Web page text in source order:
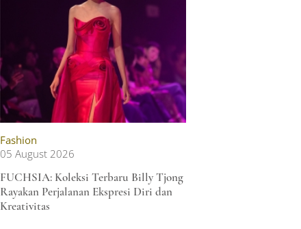
Fashion
05 August 2026
FUCHSIA: Koleksi Terbaru Billy Tjong
Rayakan Perjalanan Ekspresi Diri dan
Kreativitas